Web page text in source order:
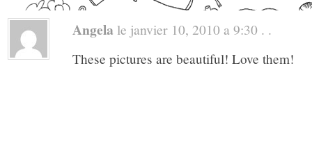
Angela le janvier 10, 2010 a 9:30 . .
These pictures are beautiful! Love them!